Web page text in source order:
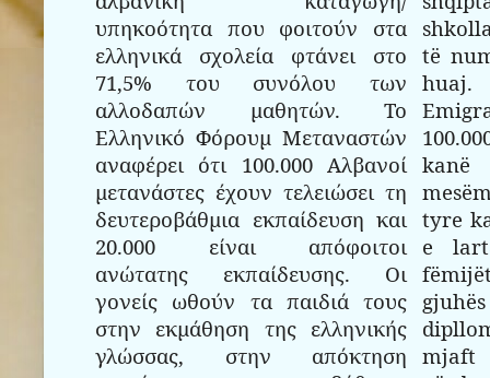
υπηκοότητα που φοιτούν στα
ελληνικά σχολεία φτάνει στο
71,5% του συνόλου των
αλλοδαπών μαθητών. Το
Ελληνικό Φόρουμ Μεταναστών
αναφέρει ότι 100.000 Αλβανοί
μετανάστες έχουν τελειώσει τη
δευτεροβάθμια εκπαίδευση και
20.000 είναι απόφοιτοι
ανώτατης εκπαίδευσης. Οι
γονείς ωθούν τα παιδιά τους
στην εκμάθηση της ελληνικής
γλώσσας, στην απόκτηση
të
tyre
e
mjaft